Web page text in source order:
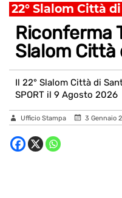
22° Slalom Città
Riconferma
Slalom Città
Il 22° Slalom Città di
SPORT il 9 Agosto 2026
Ufficio Stampa 3 Gennaio